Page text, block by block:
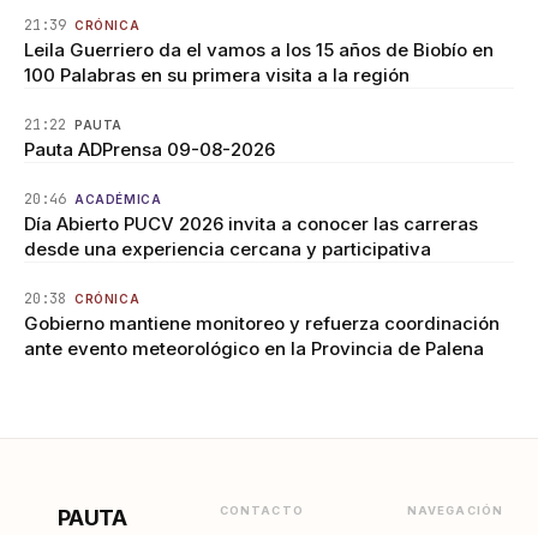
21:39 CRÓNICA
Leila Guerriero da el vamos a los 15 años de Biobío en
100 Palabras en su primera visita a la región
21:22 PAUTA
Pauta ADPrensa 09-08-2026
20:46 ACADÉMICA
Día Abierto PUCV 2026 invita a conocer las carreras
desde una experiencia cercana y participativa
20:38 CRÓNICA
Gobierno mantiene monitoreo y refuerza coordinación
ante evento meteorológico en la Provincia de Palena
PAUTA CONTACTO NAVEGACIÓN